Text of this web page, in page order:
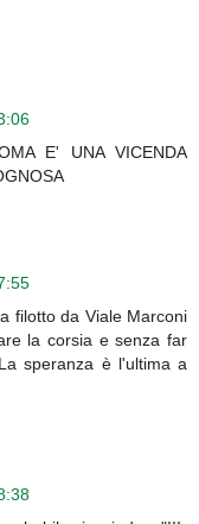
E' UNA VICENDA
filotto da Viale Marconi
la corsia e senza far
speranza è l'ultima a